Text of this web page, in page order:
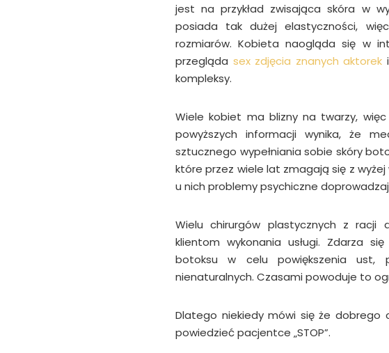
jest na przykład zwisająca skóra w
posiada tak dużej elastyczności,
rozmiarów. Kobieta naogląda się w
przegląda sex zdjęcia znanych aktorek
kompleksy.
Wiele kobiet ma blizny na twarzy,
powyższych informacji wynika, że
sztucznego wypełniania sobie skóry
które przez wiele lat zmagają się z
u nich problemy psychiczne
Wielu chirurgów plastycznych z racji
klientom wykonania usługi. Zdarza
botoksu w celu powiększenia ust,
nienaturalnych. Czasami powoduje to
Dlatego niekiedy mówi się że
powiedzieć pacjentce „STOP”.